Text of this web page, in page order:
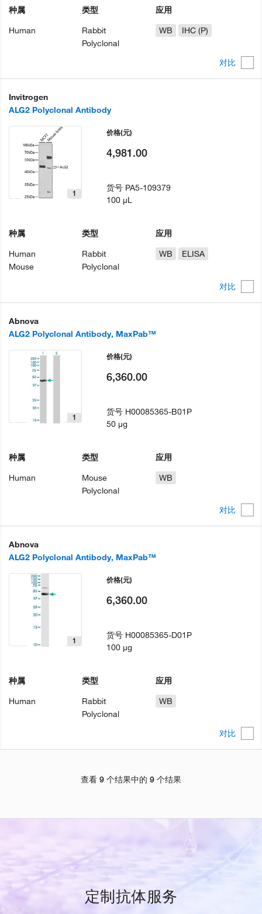
对比
种属
Human
类型
Rabbit
Polyclonal
应用
WB
IHC (P)
Invitrogen
ALG2 Polyclonal Antibody
对比
1
种属
Human
Mouse
类型
Rabbit
Polyclonal
应用
WB
ELISA
价格(元)
4,981.00
货号 PA5-109379
100 µL
Abnova
ALG2 Polyclonal Antibody, MaxPab™
对比
1
种属
Human
类型
Mouse
Polyclonal
应用
WB
价格(元)
6,360.00
货号 H00085365-B01P
50 µg
Abnova
ALG2 Polyclonal Antibody, MaxPab™
对比
1
种属
Human
类型
Rabbit
Polyclonal
应用
WB
价格(元)
6,360.00
货号 H00085365-D01P
100 µg
查看 9 个结果中的 9 个结果
定制抗体服务